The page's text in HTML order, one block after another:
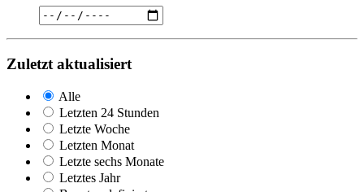
Zuletzt aktualisiert
Alle
Letzten 24 Stunden
Letzte Woche
Letzten Monat
Letzte sechs Monate
Letztes Jahr